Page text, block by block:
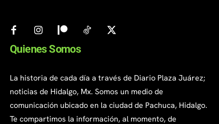
Quienes Somos
La historia de cada día a través de Diario Plaza Juárez;
noticias de Hidalgo, Mx. Somos un medio de
comunicación ubicado en la ciudad de Pachuca, Hidalgo.
Te compartimos la información, al momento, de